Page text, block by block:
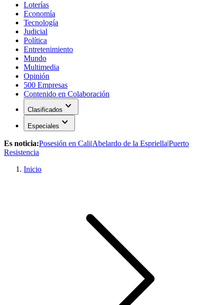
Loterías
Economía
Tecnología
Judicial
Política
Entretenimiento
Mundo
Multimedia
Opinión
500 Empresas
Contenido en Colaboración
Clasificados expand_more
Especiales expand_more
Es noticia:Posesión en Cali|Abelardo de la Espriella|Puerto
Resistencia
Inicio